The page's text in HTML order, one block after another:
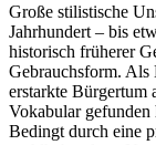
Große stilistische
Jahrhundert – bis
historisch früherer
Gebrauchsform.
erstarkte Bürgertum
Vokabular gefunden
Bedingt durch eine